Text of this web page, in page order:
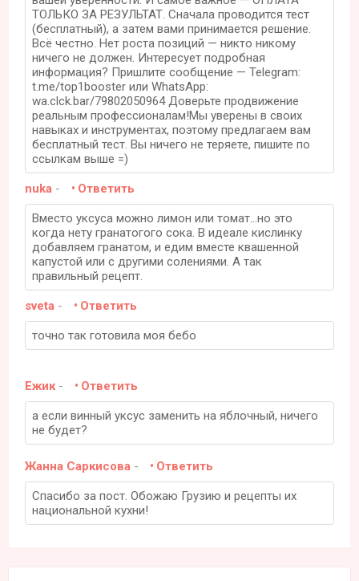
ТОЛЬКО ЗА РЕЗУЛЬТАТ. Сначала проводится тест
(бесплатный), а затем вами принимается решение.
Всё честно. Нет роста позиций — никто никому
ничего не должен. Интересует подробная
информация? Пришлите сообщение — Telegram:
t.me/top1booster или WhatsApp:
wa.clck.bar/79802050964 Доверьте продвижение
реальным профессионалам!Мы уверены в своих
навыках и инструментах, поэтому предлагаем вам
бесплатный тест. Вы ничего не теряете, пишите по
ссылкам выше =)
nuka - Ответить
Вместо уксуса можно лимон или томат...но это
когда нету гранатогого сока. В идеале кислинку
добавляем гранатом, и едим вместе квашенной
капустой или с другими солениями. А так
правильный рецепт.
sveta - Ответить
точно так готовила моя бебо
Ежик- Ответить
а если винный уксус заменить на яблочный, ничего
не будет?
Жанна Саркисова - Ответить
Спасибо за пост. Обожаю Грузию и рецепты их
национальной кухни!